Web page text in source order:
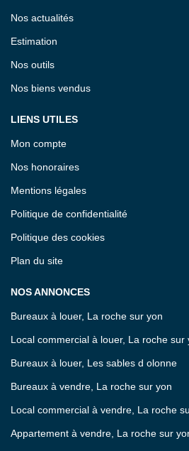
Nos actualités
Estimation
Nos outils
Nos biens vendus
LIENS UTILES
Mon compte
Nos honoraires
Mentions légales
Politique de confidentialité
Politique des cookies
Plan du site
NOS ANNONCES
Bureaux à louer, La roche sur yon
Local commercial à louer, La roche sur
Bureaux à louer, Les sables d olonne
Bureaux à vendre, La roche sur yon
Local commercial à vendre, La roche
Appartement à vendre, La roche sur